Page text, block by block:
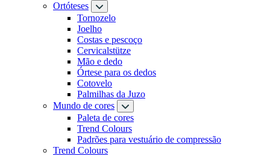
Ortóteses
Tornozelo
Joelho
Costas e pescoço
Cervicalstütze
Mão e dedo
Órtese para os dedos
Cotovelo
Palmilhas da Juzo
Mundo de cores
Paleta de cores
Trend Colours
Padrões para vestuário de compressão
Trend Colours